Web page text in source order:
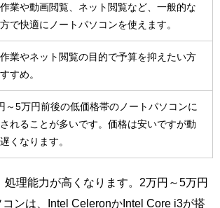
業や動画閲覧、ネット閲覧など、一般的な
で快適にノートパソコンを使えます。
業やネット閲覧の目的で予算を抑えたい方
すめ。
～5万円前後の低価格帯のノートパソコンに
れることが多いです。価格は安いですが動
くなります。
理能力が高くなります。2万円～5万円
ンは、Intel CeleronかIntel Core i3が搭